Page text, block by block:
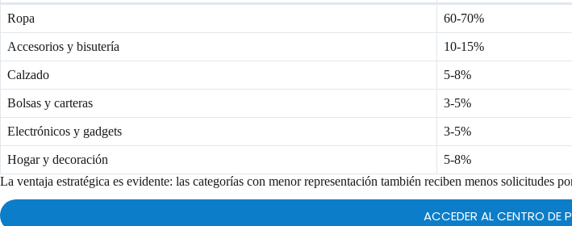
Ropa 60-70%
Accesorios y bisutería 10-15%
Calzado 5-8%
Bolsas y carteras 3-5%
Electrónicos y gadgets 3-5%
Hogar y decoración 5-8%
La ventaja estratégica es evidente: las categorías con menor representación también reciben menos solicitudes
ACCEDER AL CENTRO DE